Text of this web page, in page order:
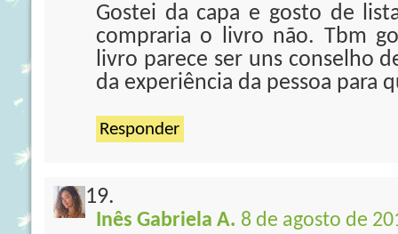
Gostei da capa e gosto de
compraria o livro não. Tbm
livro parece ser uns conselho
da experiência da pessoa para
Responder
Inês Gabriela A. 8 de agosto de